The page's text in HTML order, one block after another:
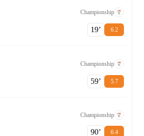
Championship
19‎’‎ 6.2
Championship
59‎’‎ 5.7
Championship
90‎’‎ 6.4